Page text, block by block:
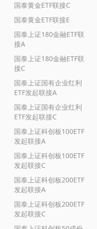
国泰黄金ETF联接C
国泰黄金ETF联接E
国泰上证180金融ETF联
接A
国泰上证180金融ETF联
接C
国泰上证国有企业红利
ETF发起联接A
国泰上证国有企业红利
ETF发起联接C
国泰上证科创板100ETF
发起联接A
国泰上证科创板100ETF
发起联接C
国泰上证科创板200ETF
发起联接A
国泰上证科创板200ETF
发起联接C